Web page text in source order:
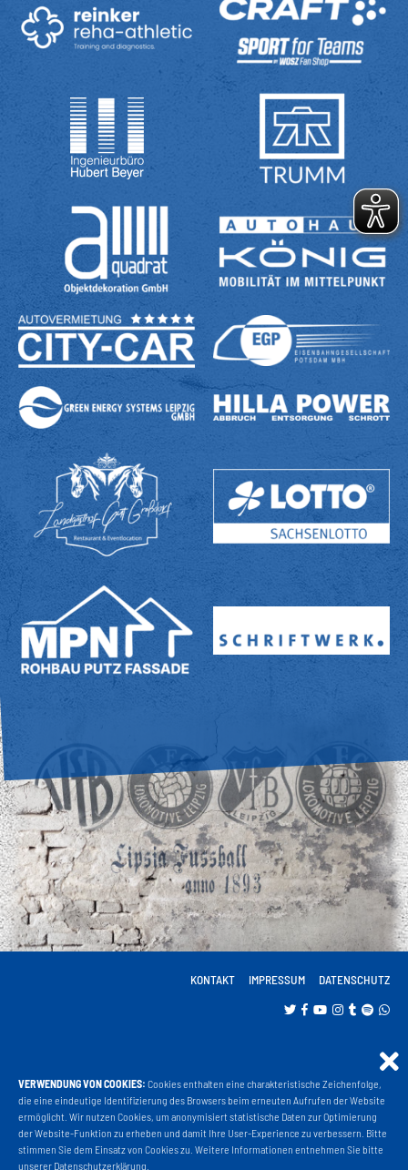
KONTAKT IMPRESSUM DATENSCHUTZ
Projekt Liga 3
Fanshop
VERWENDUNG VON COOKIES: Cookies enthalten eine charakteristische Zeichenfolge,
die eine eindeutige Identifizierung des Browsers beim erneuten Aufrufen der Website
ermöglicht. Wir nutzen Cookies, um anonymisiert statistische Daten zur Optimierung
der Website-Funktion zu erheben und damit Ihre User-Experience zu verbessern. Bitte
stimmen Sie dem Einsatz von Cookies zu. Weitere Informationen entnehmen Sie bitte
unserer Datenschutzerklärung